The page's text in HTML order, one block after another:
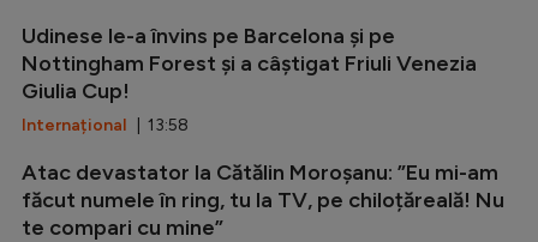
Udinese le-a învins pe Barcelona și pe
Nottingham Forest și a câștigat Friuli Venezia
Giulia Cup!
Internațional | 13:58
Atac devastator la Cătălin Moroșanu: ”Eu mi-am
făcut numele în ring, tu la TV, pe chiloțăreală! Nu
te compari cu mine”